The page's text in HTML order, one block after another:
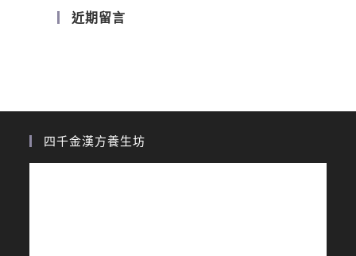
近期留言
四千金漢方養生坊